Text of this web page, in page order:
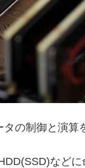
の制御と演算
などに